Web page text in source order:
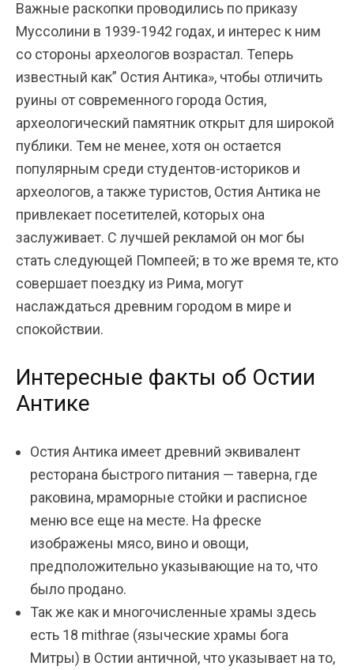
Важные раскопки проводились по приказу
Муссолини в 1939-1942 годах, и интерес к ним
со стороны археологов возрастал. Теперь
известный как” Остия Антика», чтобы отличить
руины от современного города Остия,
археологический памятник открыт для широкой
публики. Тем не менее, хотя он остается
популярным среди студентов-историков и
археологов, а также туристов, Остия Антика не
привлекает посетителей, которых она
заслуживает. С лучшей рекламой он мог бы
стать следующей Помпеей; в то же время те, кто
совершает поездку из Рима, могут
наслаждаться древним городом в мире и
спокойствии.
Интересные факты об Остии
Антике
Остия Антика имеет древний эквивалент
ресторана быстрого питания — таверна, где
раковина, мраморные стойки и расписное
меню все еще на месте. На фреске
изображены мясо, вино и овощи,
предположительно указывающие на то, что
было продано.
Так же как и многочисленные храмы здесь
есть 18 mithrae (языческие храмы бога
Митры) в Остии античной, что указывает на то,